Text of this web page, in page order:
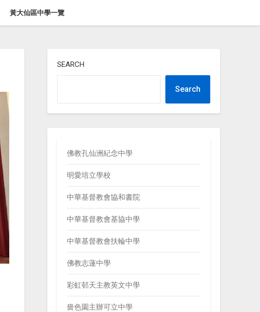
黃大仙區中學一覽
SEARCH
Search
佛教孔仙洲紀念中學
明愛培立學校
中華基督教會協和書院
中華基督教會基協中學
中華基督教會扶輪中學
佛教志蓮中學
彩虹邨天主教英文中學
嗇色園主辦可立中學